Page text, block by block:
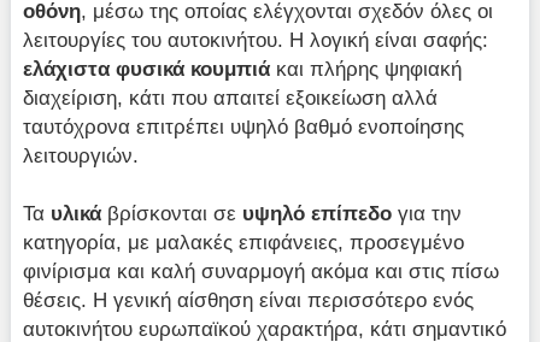
οθόνη, μέσω της οποίας ελέγχονται σχεδόν όλες οι
λειτουργίες του αυτοκινήτου. Η λογική είναι σαφής:
ελάχιστα φυσικά κουμπιά και πλήρης ψηφιακή
διαχείριση, κάτι που απαιτεί εξοικείωση αλλά
ταυτόχρονα επιτρέπει υψηλό βαθμό ενοποίησης
λειτουργιών.
Τα υλικά βρίσκονται σε υψηλό επίπεδο για την
κατηγορία, με μαλακές επιφάνειες, προσεγμένο
φινίρισμα και καλή συναρμογή ακόμα και στις πίσω
θέσεις. Η γενική αίσθηση είναι περισσότερο ενός
αυτοκινήτου ευρωπαϊκού χαρακτήρα, κάτι σημαντικό